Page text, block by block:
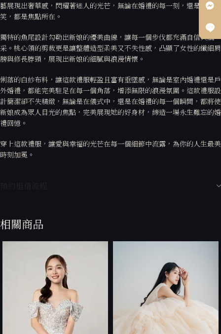
藝展現出奢華感，閃耀著迷人的光芒，無論在婚禮的每一刻，還是回頭一
笑，都是焦點所在。
獨特的魚尾設計勾勒出新娘的優美曲線，讓每一個步伐都充滿自信與風
采。桃心領的剪裁更是讓整體造型柔美又不失性感，凸顯了女性的纖細肩
膀與修長脖頸，展現出新娘的細膩與浪漫情懷。
俐落的白紗布料，讓這款禮服輕盈且富有垂墜感，無論是室內婚禮還是戶
外婚禮，都能完美駐足在每一個角落，增添無限的浪漫氛圍。這款禮服設
計簡潔卻不失精緻，無論是在儀式中，還是在婚禮的每一個瞬間，都將使
新娘成為眾人目光的焦點，完美展現她的好身材，締造一場永生難忘的婚
禮回憶。
穿上這款禮服，讓愛與幸福的光芒在每一個細節中流露，為你的人生最美
時刻加冕。
相關商品